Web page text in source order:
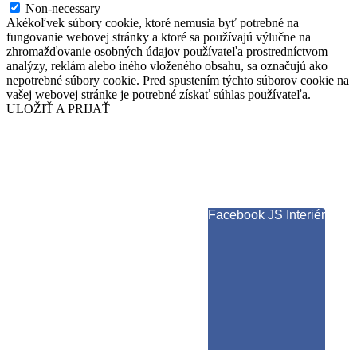
Non-necessary
Akékoľvek súbory cookie, ktoré nemusia byť potrebné na
fungovanie webovej stránky a ktoré sa používajú výlučne na
zhromažďovanie osobných údajov používateľa prostredníctvom
analýzy, reklám alebo iného vloženého obsahu, sa označujú ako
nepotrebné súbory cookie. Pred spustením týchto súborov cookie na
vašej webovej stránke je potrebné získať súhlas používateľa.
ULOŽIŤ A PRIJAŤ
Facebook JS Interiér